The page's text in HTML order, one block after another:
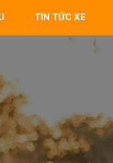
TIN TỨC XE